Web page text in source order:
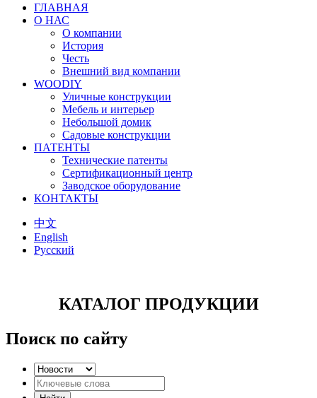
ГЛАВНАЯ
О НАС
О компании
История
Честь
Внешний вид компании
WOODIY
Уличные конструкции
Мебель и интерьер
Небольшой домик
Садовые конструкции
ПАТЕНТЫ
Технические патенты
Сертификационный центр
Заводское оборудование
КОНТАКТЫ
中文
English
Русский
КАТАЛОГ ПРОДУКЦИИ
Поиск по сайту